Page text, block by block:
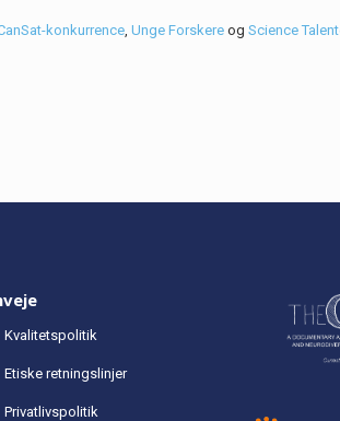
konkurrence, Unge Forskere og Science
Kvalitetspolitik
Etiske retningslinjer
Privatlivspolitik